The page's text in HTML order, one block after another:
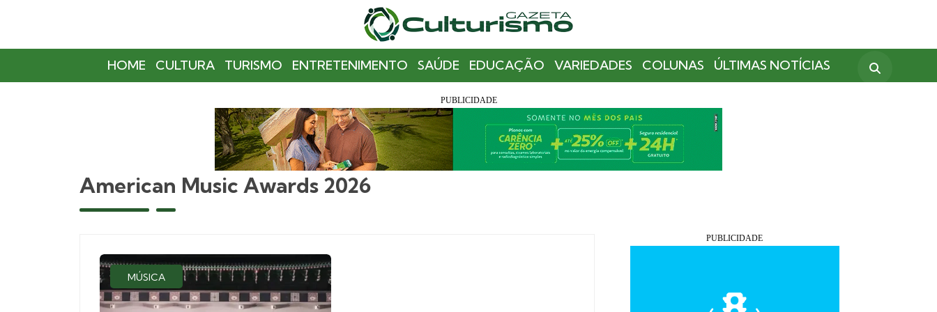
HOME CULTURA TURISMO ENTRETENIMENTO SAÚDE EDUCAÇÃO VARIEDADES COLUNAS ÚLTIMAS NOTÍCIAS
American Music Awards 2026
MÚSICA